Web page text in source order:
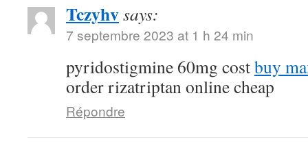
Tczyhvsays:
7 septembre 2023 at 1 h 24 min
pyridostigmine 60mg costbuy
order rizatriptan online cheap
Répondre